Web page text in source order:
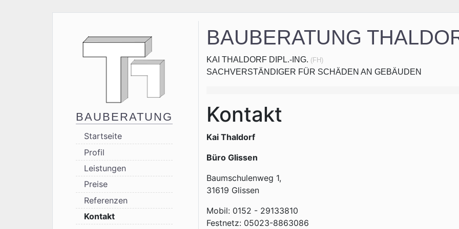
BAUBERATUNG
KAI THALDORF DIPL.-ING. (FH)
SACHVERSTÄNDIGER FÜR SCHÄDEN AN GEBÄUDEN
Kontakt
Kai Thaldorf
Büro Glissen
Baumschulenweg 1,
31619 Glissen
Mobil: 0152 - 29133810
Festnetz: 05023-8863086
BAUBERATUNG
Navigation überspringen
Startseite
Profil
Leistungen
Preise
Referenzen
Kontakt